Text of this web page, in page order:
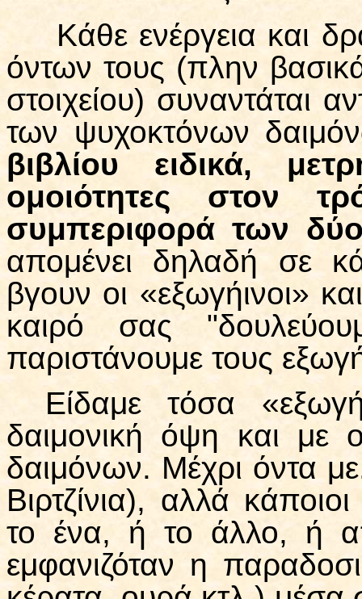
Κάθε ενέργεια και
όντων τους (πλην
στοιχείου) συναντάται
των ψυχοκτόνων
βιβλίου ειδικά,
ομοιότητες στον
συμπεριφορά των
απομένει δηλαδή σε
βγουν οι «εξωγήινοι»
καιρό σας
παριστάνουμε τους
Είδαμε τόσα
δαιμονική όψη και με
δαιμόνων. Μέχρι όντα
Βιρτζίνια), αλλά
το ένα, ή το άλλο, ή
εμφανιζόταν η